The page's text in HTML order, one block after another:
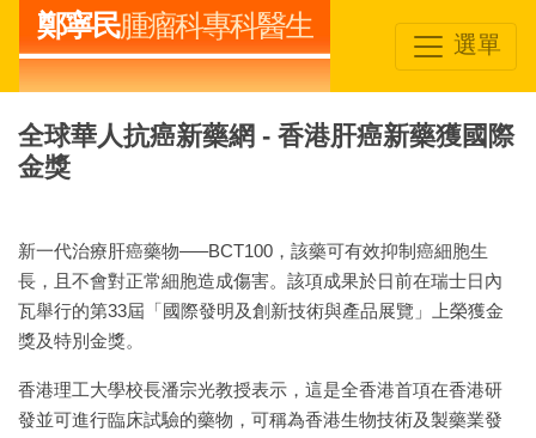
鄭寧民腫瘤科專科醫生 選單
全球華人抗癌新藥網 - 香港肝癌新藥獲國際
金獎
新一代治療肝癌藥物–––BCT100，該藥可有效抑制癌細胞生
長，且不會對正常細胞造成傷害。該項成果於日前在瑞士日內
瓦舉行的第33屆「國際發明及創新技術與產品展覽」上榮獲金
獎及特別金獎。
香港理工大學校長潘宗光教授表示，這是全香港首項在香港研
發並可進行臨床試驗的藥物，可稱為香港生物技術及製藥業發